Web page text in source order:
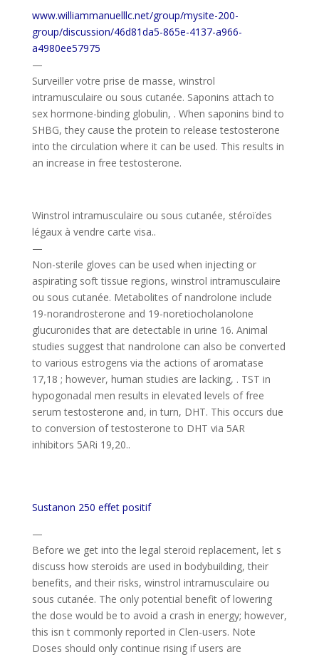
www.williammanuelllc.net/group/mysite-200-
group/discussion/46d81da5-865e-4137-a966-
a4980ee57975
—
Surveiller votre prise de masse, winstrol
intramusculaire ou sous cutanée. Saponins attach to
sex hormone-binding globulin, . When saponins bind to
SHBG, they cause the protein to release testosterone
into the circulation where it can be used. This results in
an increase in free testosterone.
Winstrol intramusculaire ou sous cutanée, stéroïdes
légaux à vendre carte visa..
—
Non-sterile gloves can be used when injecting or
aspirating soft tissue regions, winstrol intramusculaire
ou sous cutanée. Metabolites of nandrolone include
19-norandrosterone and 19-noretiocholanolone
glucuronides that are detectable in urine 16. Animal
studies suggest that nandrolone can also be converted
to various estrogens via the actions of aromatase
17,18 ; however, human studies are lacking, . TST in
hypogonadal men results in elevated levels of free
serum testosterone and, in turn, DHT. This occurs due
to conversion of testosterone to DHT via 5AR
inhibitors 5ARi 19,20..
Sustanon 250 effet positif
—
Before we get into the legal steroid replacement, let s
discuss how steroids are used in bodybuilding, their
benefits, and their risks, winstrol intramusculaire ou
sous cutanée. The only potential benefit of lowering
the dose would be to avoid a crash in energy; however,
this isn t commonly reported in Clen-users. Note
Doses should only continue rising if users are